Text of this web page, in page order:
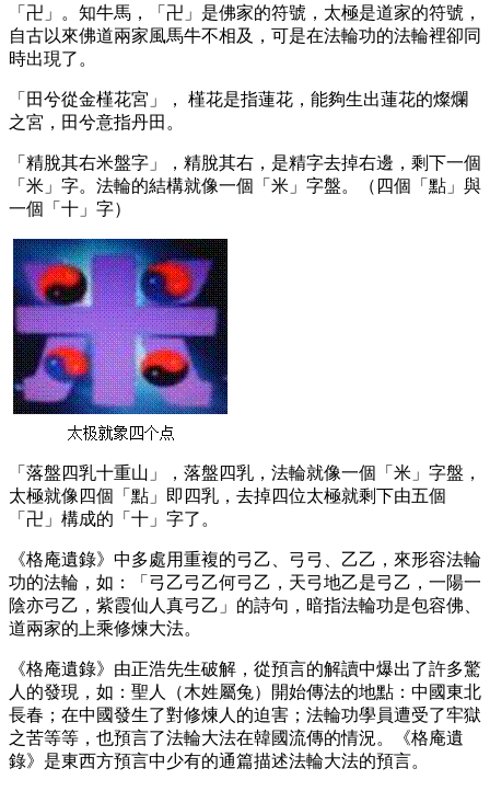
「卍」。知牛馬，「卍」是佛家的符號，太極是道家的符號，
自古以來佛道兩家風馬牛不相及，可是在法輪功的法輪裡卻同
時出現了。
「田兮從金槿花宮」， 槿花是指蓮花，能夠生出蓮花的燦爛
之宮，田兮意指丹田。
「精脫其右米盤字」，精脫其右，是精字去掉右邊，剩下一個
「米」字。法輪的結構就像一個「米」字盤。（四個「點」與
一個「十」字）
「落盤四乳十重山」，落盤四乳，法輪就像一個「米」字盤，
太極就像四個「點」即四乳，去掉四位太極就剩下由五個
「卍」構成的「十」字了。
《格庵遺錄》中多處用重複的弓乙、弓弓、乙乙，來形容法輪
功的法輪，如：「弓乙弓乙何弓乙，天弓地乙是弓乙，一陽一
陰亦弓乙，紫霞仙人真弓乙」的詩句，暗指法輪功是包容佛、
道兩家的上乘修煉大法。
《格庵遺錄》由正浩先生破解，從預言的解讀中爆出了許多驚
人的發現，如：聖人（木姓屬兔）開始傳法的地點：中國東北
長春；在中國發生了對修煉人的迫害；法輪功學員遭受了牢獄
之苦等等，也預言了法輪大法在韓國流傳的情況。《格庵遺
錄》是東西方預言中少有的通篇描述法輪大法的預言。